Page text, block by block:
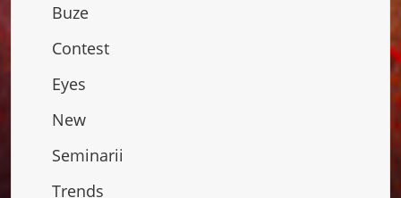
Buze
Contest
Eyes
New
Seminarii
Trends